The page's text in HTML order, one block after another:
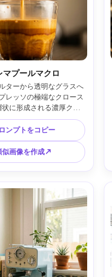
マプールマクロ
ターから透明なグラスへ
レッソの極端なクロース
状に形成される濃厚クレ
らえられた液滴、後ろで
ヒーマシン本体、高速マ
、Canon 5D Mark IV、
ロ、f/4、鮮明な質感、フ
ティック、柔らかい映画
ライト --ar 4:5
ンプトをコピー
似画像を作成↗